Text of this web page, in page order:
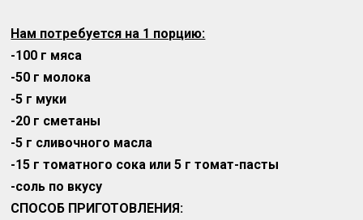
Нам потребуется на 1 порцию:
-100 г мяса
-50 г молока
-5 г муки
-20 г сметаны
-5 г сливочного масла
-15 г томатного сока или 5 г томат-пасты
-соль по вкусу
СПОСОБ ПРИГОТОВЛЕНИЯ: